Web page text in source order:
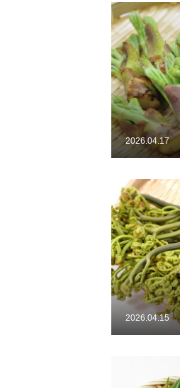
無料で登
メディア
2026.04.17
2026.04.15